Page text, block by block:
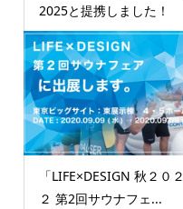
2025と提携しました！
「LIFE×DESIGN 秋２０２
２ 第2回サウナフェ...